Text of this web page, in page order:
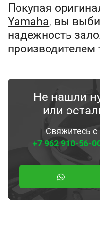
Покупая
Yamaha, вы
надежность
производителем
Не нашли
или
Свяжитесь с
+7 962 910-56-